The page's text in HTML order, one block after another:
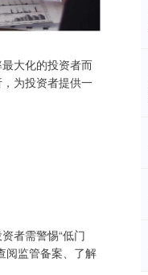
大化的投资者而
为投资者提供一
者需警惕“低门
阅监管备案、了解